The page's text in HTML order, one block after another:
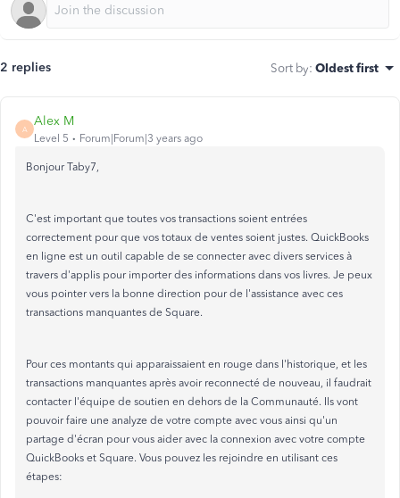
2 replies Sort by: Oldest first
A
Alex M
Level 5 Forum|Forum|3 years ago
Bonjour Taby7,
C'est important que toutes vos transactions soient entrées
correctement pour que vos totaux de ventes soient justes. QuickBooks
en ligne est un outil capable de se connecter avec divers services à
travers d'applis pour importer des informations dans vos livres. Je peux
vous pointer vers la bonne direction pour de l'assistance avec ces
transactions manquantes de Square.
Pour ces montants qui apparaissaient en rouge dans l'historique, et les
transactions manquantes après avoir reconnecté de nouveau, il faudrait
contacter l'équipe de soutien en dehors de la Communauté. Ils vont
pouvoir faire une analyze de votre compte avec vous ainsi qu'un
partage d'écran pour vous aider avec la connexion avec votre compte
QuickBooks et Square. Vous pouvez les rejoindre en utilisant ces
étapes: